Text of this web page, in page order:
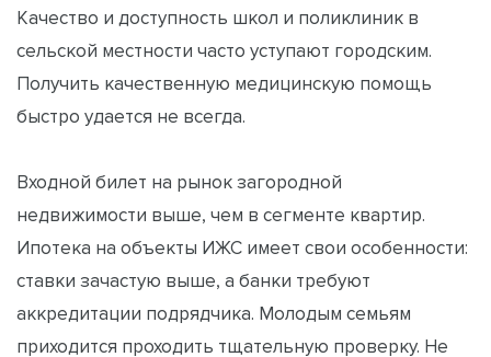
Качество и доступность школ и поликлиник в
сельской местности часто уступают городским.
Получить качественную медицинскую помощь
быстро удается не всегда.
Входной билет на рынок загородной
недвижимости выше, чем в сегменте квартир.
Ипотека на объекты ИЖС имеет свои особенности:
ставки зачастую выше, а банки требуют
аккредитации подрядчика. Молодым семьям
приходится проходить тщательную проверку. Не